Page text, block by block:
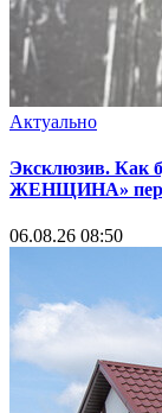
Актуально
Эксклюзив. Как
ЖЕНЩИНА»
06.08.26 08:50